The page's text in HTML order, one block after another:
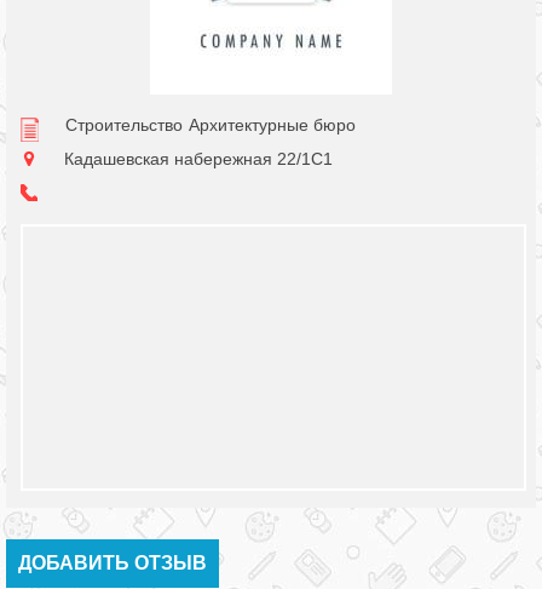
Строительство Архитектурные бюро
Кадашевская набережная 22/1С1
ДОБАВИТЬ ОТЗЫВ